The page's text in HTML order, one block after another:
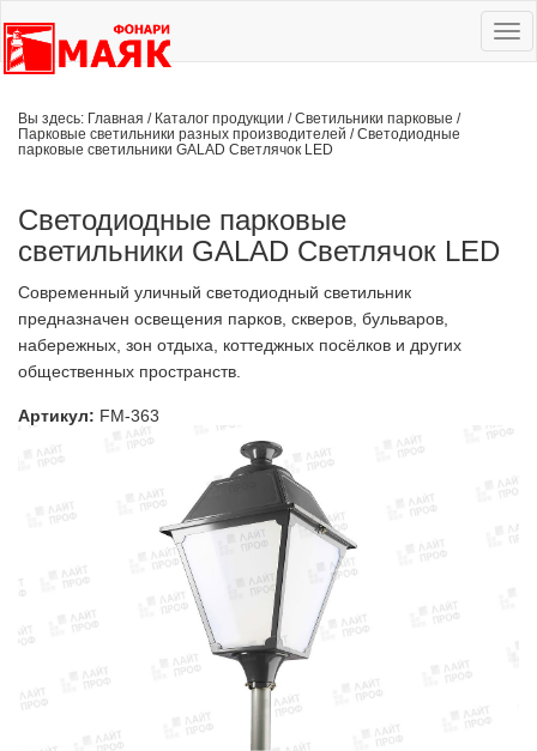
Вы здесь: Главная / Каталог продукции /Светильники парковые /
Парковые светильники разных производителей /Светодиодные
парковые светильники GALAD Светлячок LED
Светодиодные парковые
светильники GALAD Светлячок LED
Современный уличный светодиодный светильник
предназначен освещения парков, скверов, бульваров,
набережных, зон отдыха, коттеджных посёлков и других
общественных пространств.
Артикул: FM-363